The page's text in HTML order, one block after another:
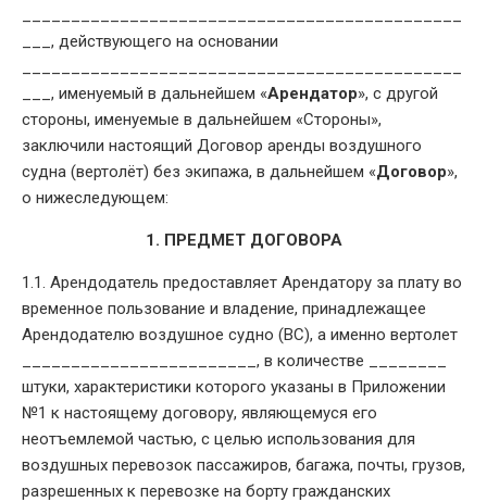
___, действующего на основании
___, именуемый в дальнейшем «Арендатор», с другой
стороны, именуемые в дальнейшем «Стороны»,
заключили настоящий Договор аренды воздушного
судна (вертолёт) без экипажа, в дальнейшем «Договор»,
о нижеследующем:
1. ПРЕДМЕТ ДОГОВОРА
1.1. Арендодатель предоставляет Арендатору за плату во
временное пользование и владение, принадлежащее
Арендодателю воздушное судно (ВС), а именно вертолет
________________________, в количестве ________
штуки, характеристики которого указаны в Приложении
№1 к настоящему договору, являющемуся его
неотъемлемой частью, с целью использования для
воздушных перевозок пассажиров, багажа, почты, грузов,
разрешенных к перевозке на борту гражданских